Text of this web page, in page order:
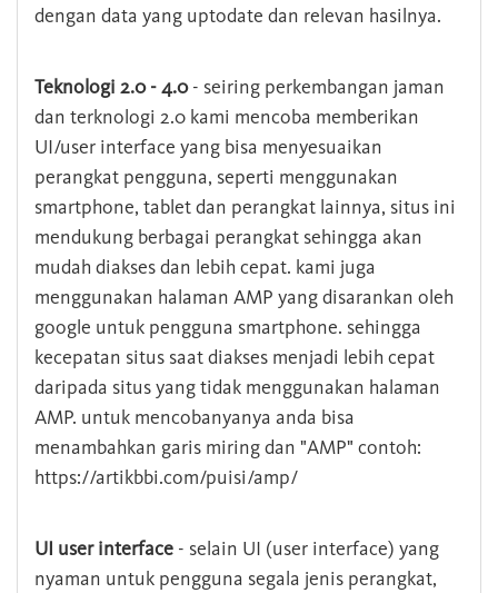
dengan data yang uptodate dan relevan hasilnya.
Teknologi 2.0 - 4.0- seiring perkembangan jaman
dan terknologi 2.0 kami mencoba memberikan
UI/user interface yang bisa menyesuaikan
perangkat pengguna, seperti menggunakan
smartphone, tablet dan perangkat lainnya, situs ini
mendukung berbagai perangkat sehingga akan
mudah diakses dan lebih cepat. kami juga
menggunakan halaman AMP yang disarankan oleh
google untuk pengguna smartphone. sehingga
kecepatan situs saat diakses menjadi lebih cepat
daripada situs yang tidak menggunakan halaman
AMP. untuk mencobanyanya anda bisa
menambahkan garis miring dan "AMP" contoh:
https://artikbbi.com/puisi/amp/
UI user interface - selain UI (user interface) yang
nyaman untuk pengguna segala jenis perangkat,